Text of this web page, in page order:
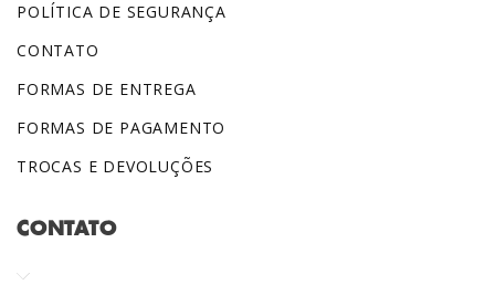
POLÍTICA DE SEGURANÇA
CONTATO
FORMAS DE ENTREGA
FORMAS DE PAGAMENTO
TROCAS E DEVOLUÇÕES
CONTATO